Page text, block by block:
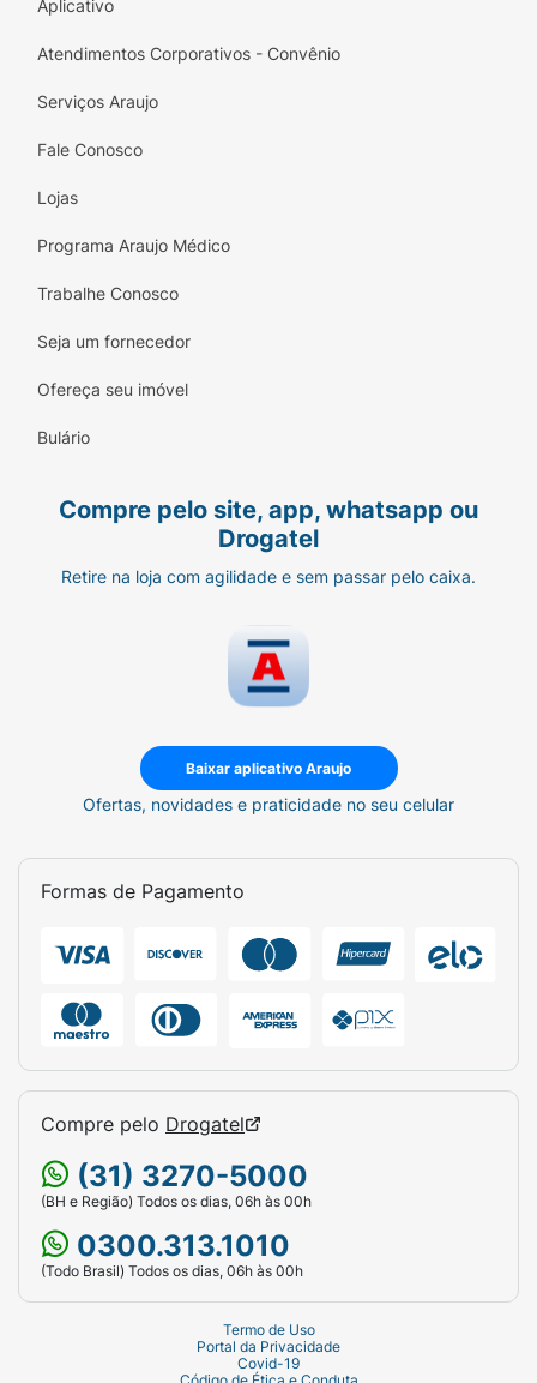
Aplicativo
Atendimentos Corporativos - Convênio
Serviços Araujo
Fale Conosco
Lojas
Programa Araujo Médico
Trabalhe Conosco
Seja um fornecedor
Ofereça seu imóvel
Bulário
Compre pelo site, app, whatsapp ou
Drogatel
Retire na loja com agilidade e sem passar pelo caixa.
Baixar aplicativo Araujo
Ofertas, novidades e praticidade no seu celular
Formas de Pagamento
Compre pelo Drogatel
(31) 3270-5000
(BH e Região) Todos os dias, 06h às 00h
0300.313.1010
(Todo Brasil) Todos os dias, 06h às 00h
Termo de Uso
Portal da Privacidade
Covid-19